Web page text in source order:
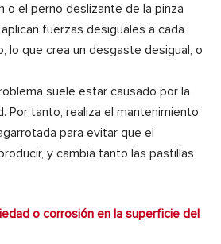
o el perno deslizante de la pinza
fuerzas desiguales a cada
lo que crea un desgaste desigual, o
suele estar causado por la
Por tanto, realiza el mantenimiento
para evitar que el
y cambia tanto las pastillas
o corrosión en la superficie del